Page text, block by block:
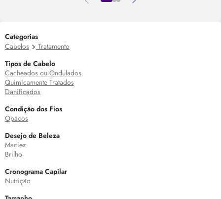
Categorias
Cabelos
Tratamento
Tipos de Cabelo
Cacheados ou Ondulados
Quimicamente Tratados
Danificados
Condição dos Fios
Opacos
Desejo de Beleza
Maciez
Brilho
Cronograma Capilar
Nutrição